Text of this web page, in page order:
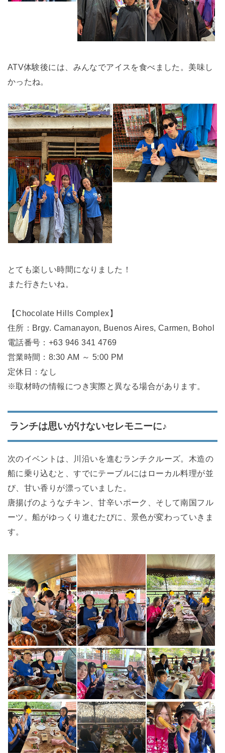
ATV体験後には、みんなでアイスを食べました。美味し
かったね。
とても楽しい時間になりました！
また行きたいね。
【Chocolate Hills Complex】
住所：Brgy. Camanayon, Buenos Aires, Carmen, Bohol
電話番号：+63 946 341 4769
営業時間：8:30 AM ～ 5:00 PM
定休日：なし
※取材時の情報につき実際と異なる場合があります。
ランチは思いがけないセレモニーに♪
次のイベントは、川沿いを進むランチクルーズ。木造の
船に乗り込むと、すでにテーブルにはローカル料理が並
び、甘い香りが漂っていました。
唐揚げのようなチキン、甘辛いポーク、そして南国フル
ーツ。船がゆっくり進むたびに、景色が変わっていきま
す。